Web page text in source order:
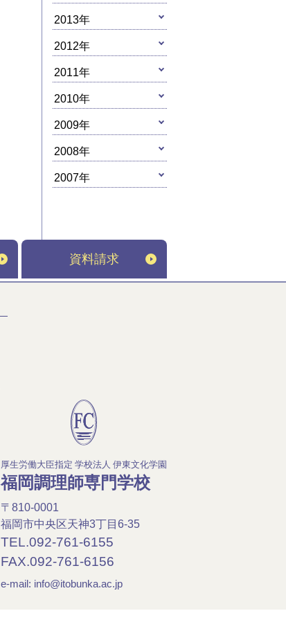
2013年
2012年
2011年
2010年
2009年
2008年
2007年
資料請求
厚生労働大臣指定 学校法人 伊東文化学園
福岡調理師専門学校
〒810-0001
福岡市中央区天神3丁目6-35
TEL.092-761-6155
FAX.092-761-6156
e-mail: info@itobunka.ac.jp